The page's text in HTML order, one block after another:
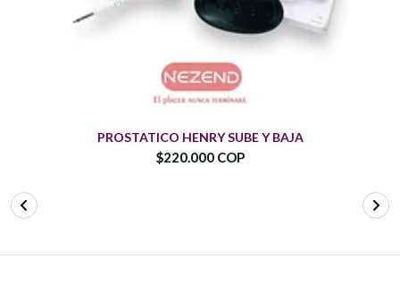
PROSTATICO HENRY SUBE Y BAJA
$220.000 COP